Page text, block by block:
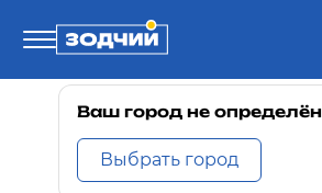
Телефоны
8 800 100-71-71
Ваш город не определён
Выбрать город